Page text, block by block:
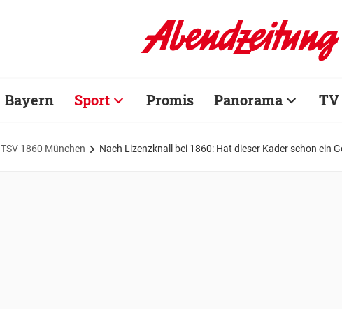
Bayern Sport Promis Panorama TV
TSV 1860 München Nach Lizenzknall bei 1860: Hat dieser Kader schon ein